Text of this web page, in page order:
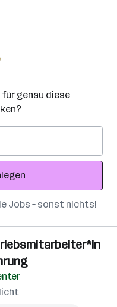
für genau diese
Jobs – sonst nichts!